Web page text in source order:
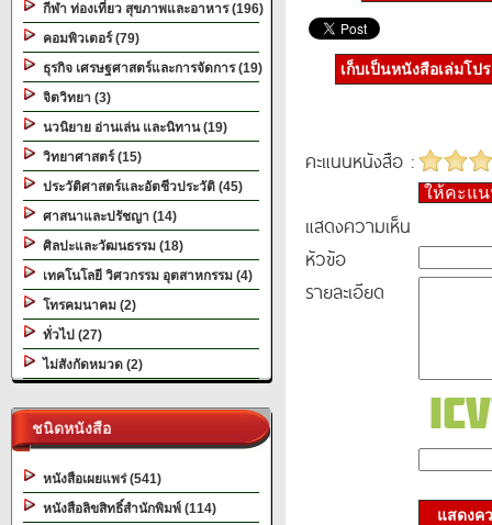
กีฬา ท่องเที่ยว สุขภาพและอาหาร (196)
คอมพิวเตอร์ (79)
ธุรกิจ เศรษฐศาสตร์และการจัดการ (19)
จิตวิทยา (3)
นวนิยาย อ่านเล่น และนิทาน (19)
วิทยาศาสตร์ (15)
ประวัติศาสตร์และอัตชีวประวัติ (45)
ศาสนาและปรัชญา (14)
ศิลปะและวัฒนธรรม (18)
เทคโนโลยี วิศวกรรม อุตสาหกรรม (4)
โทรคมนาคม (2)
ทั่วไป (27)
ไม่สังกัดหมวด (2)
ชนิดหนังสือ
หนังสือเผยแพร่ (541)
หนังสือลิขสิทธิ์สำนักพิมพ์ (114)
เก็บเป็นหนังสือเล่มโป
คะแนนหนังสือ :
ให้คะแ
แสดงความเห็น
หัวข้อ
รายละเอียด
แสดงค